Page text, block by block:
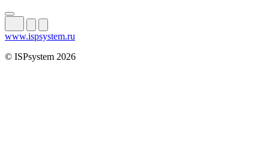
www.ispsystem.ru
© ISPsystem 2026